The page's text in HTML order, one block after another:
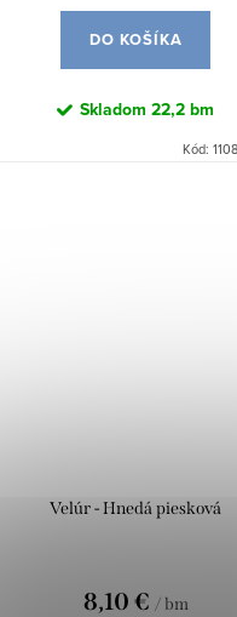
DO KOŠÍKA
Skladom 22,2 bm
Kód:
Velúr - Hnedá piesková
8,10 € / bm